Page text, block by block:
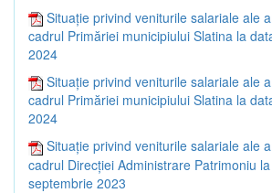
Situație privind veniturile salariale ale
cadrul Primăriei municipiului Slatina la
2024
Situație privind veniturile salariale ale
cadrul Primăriei municipiului Slatina la
2024
Situație privind veniturile salariale ale
cadrul Direcției Administrare Patrimoniu
septembrie 2023